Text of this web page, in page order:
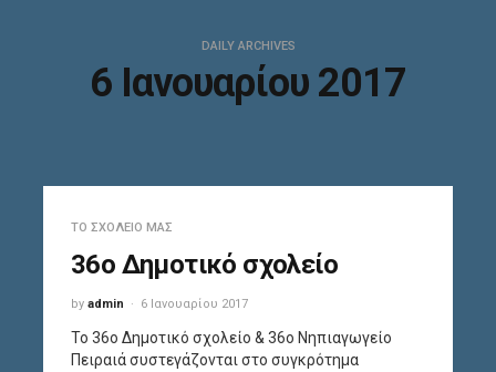
DAILY ARCHIVES
6 Ιανουαρίου 2017
ΤΟ ΣΧΟΛΕΊΟ ΜΑΣ
36ο Δημοτικό σχολείο
by admin 6 Ιανουαρίου 2017
Το 36ο Δημοτικό σχολείο & 36o Νηπιαγωγείο
Πειραιά συστεγάζονται στο συγκρότημα